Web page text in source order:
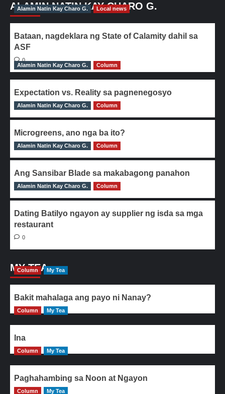
ALAMIN NATIN KAY CHARO G.
Alamin Natin Kay Charo G. Local news
Bataan, nagdeklara ng State of Calamity dahil sa
ASF
0
Alamin Natin Kay Charo G.
Column
Expectation vs. Reality sa pagnenegosyo
0
Alamin Natin Kay Charo G. Column
Microgreens, ano nga ba ito?
0
Alamin Natin Kay Charo G. Column
Ang Sansibar Blade sa makabagong panahon
0
Alamin Natin Kay Charo G. Column
Dating Batilyo ngayon ay supplier ng isda sa mga
restaurant
0
MY TEA
Column My Tea
Bakit mahalaga ang payo ni Nanay?
Column My Tea
Ina
Column My Tea
Paghahambing sa Noon at Ngayon
Column My Tea